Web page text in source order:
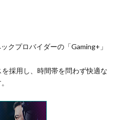
クプロバイダーの「Gaming+」
採用し、時間帯を問わず快適な